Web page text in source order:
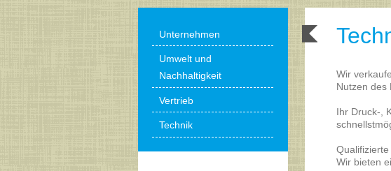
Wir
Nutzen des
Ihr Druck-,
Wir bieten
Unternehmen
Umwelt und
Nachhaltigkeit
Vertrieb
Technik